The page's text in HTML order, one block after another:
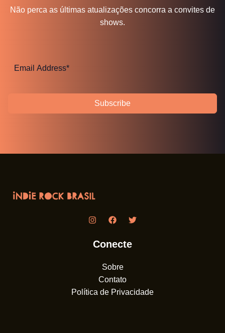
Não perca as últimas atualizações concorra a convites de
shows.
Subscribe
Conecte
Sobre
Contato
Política de Privacidade